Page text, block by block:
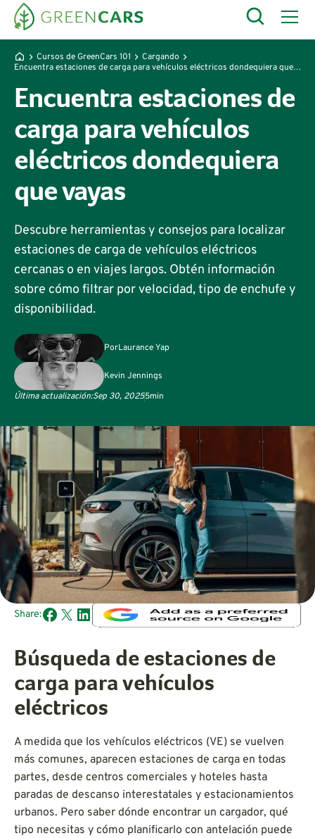
Cursos de GreenCars 101
Cargando
Encuentra estaciones de carga para vehículos eléctricos dondequiera que vayas
Encuentra estaciones de
carga para vehículos
eléctricos dondequiera
que vayas
Descubre herramientas y consejos para localizar
estaciones de carga de vehículos eléctricos
cercanas o en viajes largos. Obtén información
sobre cómo filtrar por velocidad, tipo de enchufe y
disponibilidad.
PorLaurance Yap
Kevin Jennings
Última actualización:Sep 30, 20255min
Share:
Búsqueda de estaciones de
carga para vehículos
eléctricos
A medida que los vehículos eléctricos (VE) se vuelven
más comunes, aparecen estaciones de carga en todas
partes, desde centros comerciales y hoteles hasta
paradas de descanso interestatales y estacionamientos
urbanos. Pero saber dónde encontrar un cargador, qué
tipo necesitas y cómo planificarlo con antelación puede